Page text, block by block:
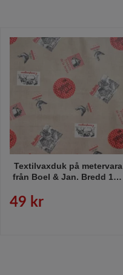
Textilvaxduk på metervara
från Boel & Jan. Bredd 160
49 kr